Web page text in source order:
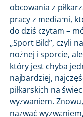
obcowania z
pracy z mediami,
do dziś czytam –
„Sport Bild”, czyli
nożnej i sporcie,
który jest chyba
najbardziej,
piłkarskich na
wyzwaniem.
nazwać